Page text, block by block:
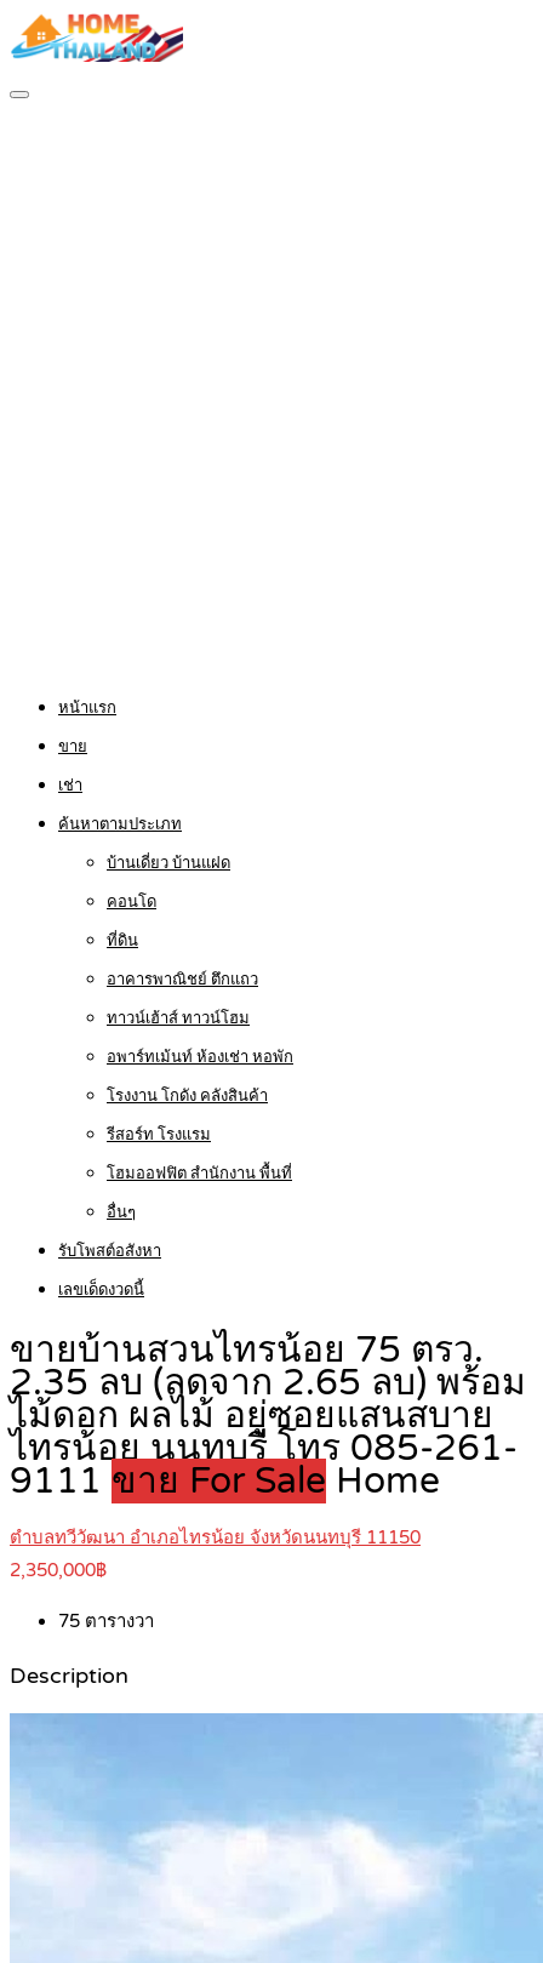
หน้าแรก
ขาย
เช่า
ค้นหาตามประเภท
บ้านเดี่ยว บ้านแฝด
คอนโด
ที่ดิน
อาคารพาณิชย์ ตึกแถว
ทาวน์เฮ้าส์ ทาวน์โฮม
อพาร์ทเม้นท์ ห้องเช่า หอพัก
โรงงาน โกดัง คลังสินค้า
รีสอร์ท โรงแรม
โฮมออฟฟิต สำนักงาน พื้นที่
อื่นๆ
รับโพสต์อสังหา
เลขเด็ดงวดนี้
ขายบ้านสวนไทรน้อย 75 ตรว.
2.35 ลบ (ลดจาก 2.65 ลบ) พร้อม
ไม้ดอก ผลไม้ อยู่ซอยแสนสบาย
ไทรน้อย นนทบุรี โทร 085-261-
9111 ขาย For Sale Home
ตำบลทวีวัฒนา อำเภอไทรน้อย จังหวัดนนทบุรี 11150
2,350,000฿
75 ตารางวา
Description